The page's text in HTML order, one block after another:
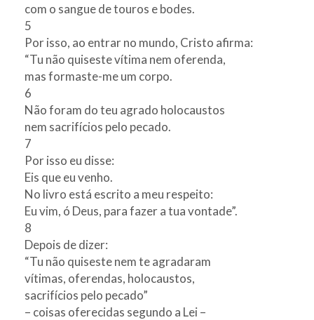
com o sangue de touros e bodes.
5
Por isso, ao entrar no mundo, Cristo afirma:
“Tu não quiseste vítima nem oferenda,
mas formaste-me um corpo.
6
Não foram do teu agrado holocaustos
nem sacrifícios pelo pecado.
7
Por isso eu disse:
Eis que eu venho.
No livro está escrito a meu respeito:
Eu vim, ó Deus, para fazer a tua vontade”.
8
Depois de dizer:
“Tu não quiseste nem te agradaram
vítimas, oferendas, holocaustos,
sacrifícios pelo pecado”
– coisas oferecidas segundo a Lei –